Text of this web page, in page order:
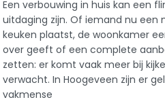
Een verbouwing in huis kan een
uitdaging zijn. Of iemand nu een
keuken plaatst, de woonkamer
over geeft of een complete
zetten: er komt vaak meer bij
verwacht. In Hoogeveen zijn er
vakmense